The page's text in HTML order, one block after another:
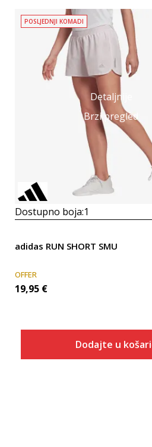
Detaljnije
Brzi pregled
POSLJEDNJI KOMADI
Dostupno boja:1
adidas RUN SHORT SMU
OFFER
19,95 €
Dodajte u